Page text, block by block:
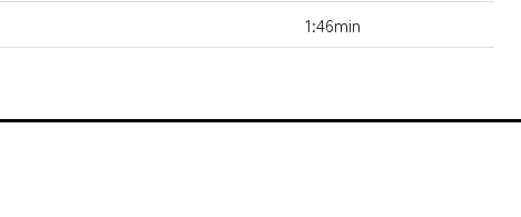
1:46min